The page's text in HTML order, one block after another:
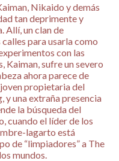
Nikaido y demás
tan deprimente y
Allí, un clan de
para usarla como
con las
Kaiman, sufre un severo
ahora parece de
propietaria del
y una extraña presencia
la búsqueda del
cuando el líder de los
lagarto está
de “limpiadores” a The
mundos.